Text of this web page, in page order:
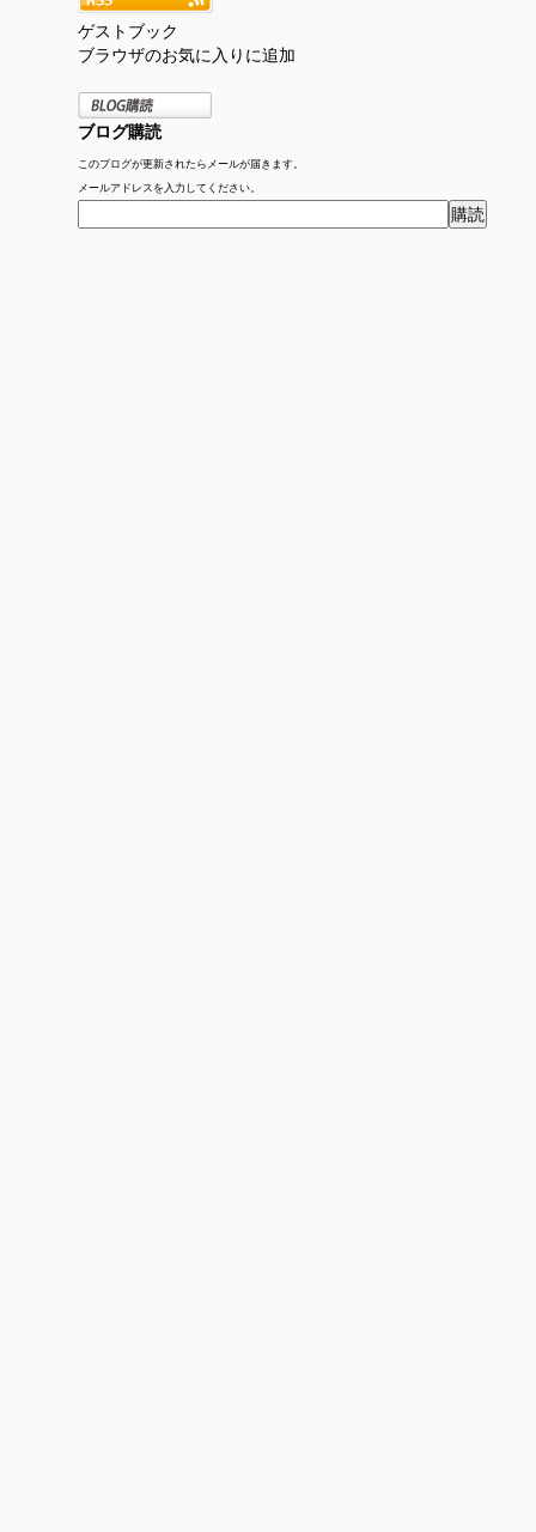
ゲストブック
ブラウザのお気に入りに追加
ブログ購読
このブログが更新されたらメールが届きます。
メールアドレスを入力してください。